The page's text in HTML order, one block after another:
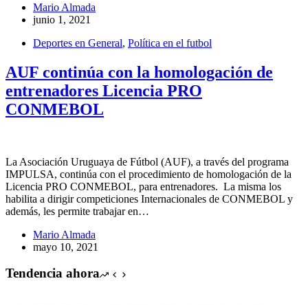
Mario Almada
junio 1, 2021
Deportes en General, Política en el futbol
AUF continúa con la homologación de
entrenadores Licencia PRO
CONMEBOL
La Asociación Uruguaya de Fútbol (AUF), a través del programa
IMPULSA, continúa con el procedimiento de homologación de la
Licencia PRO CONMEBOL, para entrenadores. La misma los
habilita a dirigir competiciones Internacionales de CONMEBOL y
además, les permite trabajar en…
Mario Almada
mayo 10, 2021
Tendencia ahora